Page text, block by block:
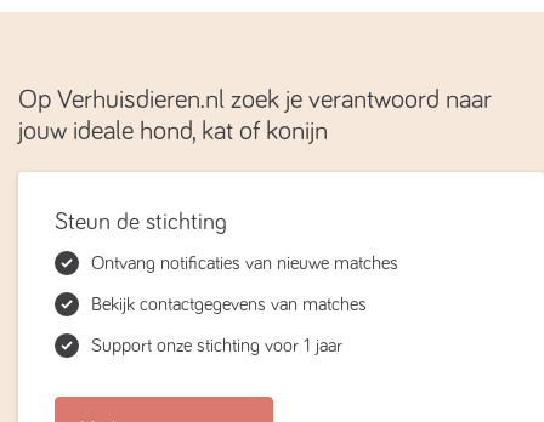
Op Verhuisdieren.nl zoek je verantwoord naar
jouw ideale hond, kat of konijn
Steun de stichting
Ontvang notificaties van nieuwe matches
Bekijk contactgegevens van matches
Support onze stichting voor 1 jaar